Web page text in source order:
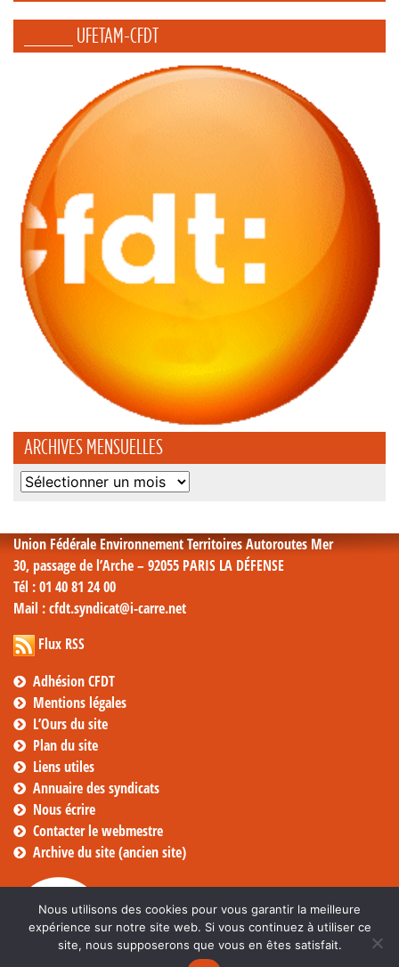
_____ UFETAM-CFDT
ARCHIVES MENSUELLES
Archives
Union Fédérale Environnement Territoires Autoroutes Mer
30, passage de l’Arche – 92055 PARIS LA DÉFENSE
Tél : 01 40 81 24 00
Mail : cfdt.syndicat@i-carre.net
Flux RSS
Adhésion CFDT
Mentions légales
L’Ours du site
Plan du site
Liens utiles
Annuaire des syndicats
Nous écrire
Contacter le webmestre
Archive du site (ancien site)
Nous utilisons des cookies pour vous garantir la meilleure
expérience sur notre site web. Si vous continuez à utiliser ce
site, nous supposerons que vous en êtes satisfait.